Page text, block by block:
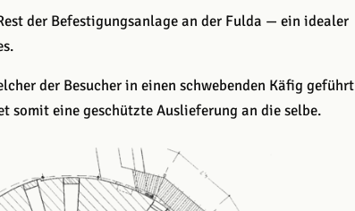
der Befestigungsanlage an der Fulda — ein idealer
der Besucher in einen schwebenden Käfig geführt
eine geschützte Auslieferung an die selbe.